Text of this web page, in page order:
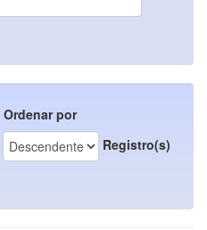
Ordenar por
Registro(s)